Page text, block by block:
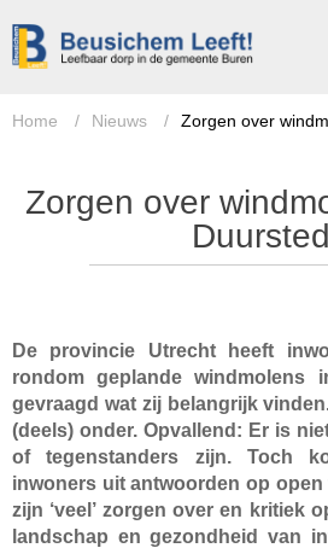
Home / Nieuws / Zorgen over
Zorgen over
De provincie Utrecht heeft
rondom geplande windmolens
gevraagd wat zij belangrijk
(deels) onder. Opvallend: Er is
of tegenstanders zijn. Toch
inwoners uit antwoorden op
zijn ‘veel’ zorgen over en kritiek
landschap en gezondheid van